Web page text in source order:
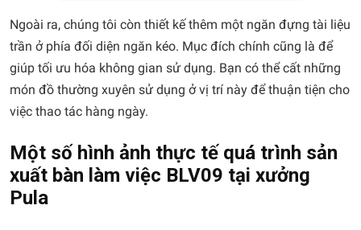
Ngoài ra, chúng tôi còn thiết kế thêm một ngăn đựng tài liệu
trần ở phía đối diện ngăn kéo. Mục đích chính cũng là để
giúp tối ưu hóa không gian sử dụng. Bạn có thể cất những
món đồ thường xuyên sử dụng ở vị trí này để thuận tiện cho
việc thao tác hàng ngày.
Một số hình ảnh thực tế quá trình sản
xuất bàn làm việc BLV09 tại xưởng
Pula